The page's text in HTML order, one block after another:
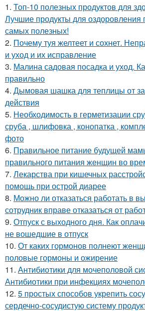
1. Топ-10 полезных продуктов для
Лучшие продукты для оздоровления
самых полезных!
2. Почему туя желтеет и сохнет.
и уход и их исправление
3. Малина садовая посадка и уход.
правильно
4. Дымовая шашка для теплицы от
действия
5. Необходимость в герметизации
сруба , шлифовка , конопатка ,
фото
6. Правильное питание будущей
правильного питания женщин во
7. Лекарства при кишечных
помощь при острой диарее
8. Можно ли отказаться работать в
сотрудник вправе отказаться от
9. Отпуск с выходного дня. Как
не вошедшие в отпуск
10. От каких гормонов полнеют
половые гормоны и ожирение
11. Антибиотики для мочеполовой
Антибиотики при инфекциях
12. 5 простых способов укрепить
сердечно-сосудистую систему